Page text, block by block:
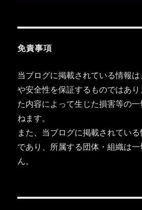
免責事項
当ブログに掲載されている情報
や安全性を保証するものではあ
た内容によって生じた損害等の
ねます。
また、当ブログに掲載されてい
であり、所属する団体・組織は
ん。